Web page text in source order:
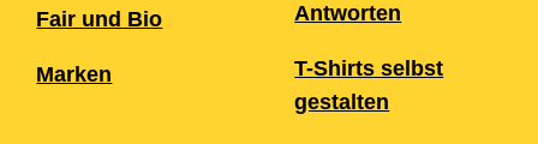
Fair und Bio
Marken
Antworten
T-Shirts selbst
gestalten